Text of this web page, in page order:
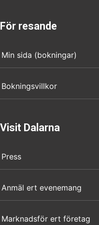
För resande
Min sida (bokningar)
Bokningsvillkor
Visit Dalarna
Press
Anmäl ert evenemang
Marknadsför ert företag